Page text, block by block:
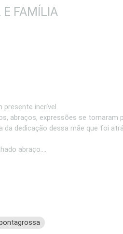
E FAMÍLIA
presente incrível.
abraços, expressões se tornaram
dedicação dessa mãe que foi
abraço....